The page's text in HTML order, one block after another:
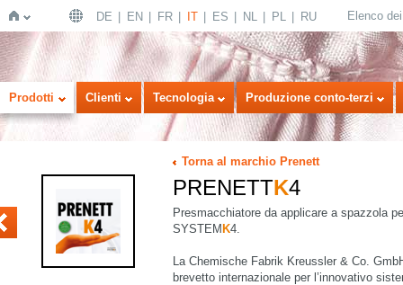
Home
DE EN FR IT ES NL PL RU Elenco
Prodotti Clienti Tecnologia Produzione conto-terzi
Torna al marchio Prenett
PRENETTK4
Presmacchiatore da applicare a spazzola
SYSTEM K4.
La Chemische Fabrik Kreussler & Co.
brevetto internazionale per l’innovativo